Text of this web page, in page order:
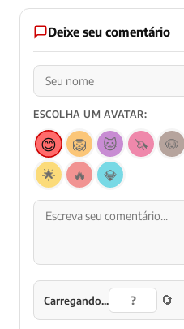
Deixe seu comentário
ESCOLHA UM AVATAR:
😊 🦁 🐱 🦄 🐶
🌟
🔥 💎
Carregando... 🔄